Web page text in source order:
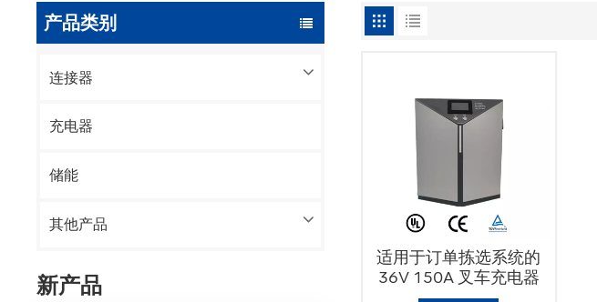
产品类别
连接器
充电器
储能
其他产品
新产品
适用于订单拣选系统的
36V 150A 叉车充电器